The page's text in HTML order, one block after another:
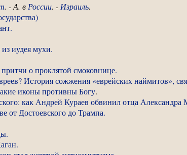
. - А. в России. - Израиль.
иудея мухи.
о проклятой смоковнице.
История сожжения «еврейских наймитов»,
иконы противны Богу.
как Андрей Кураев обвинил отца Александра
от Достоевского до Трампа.